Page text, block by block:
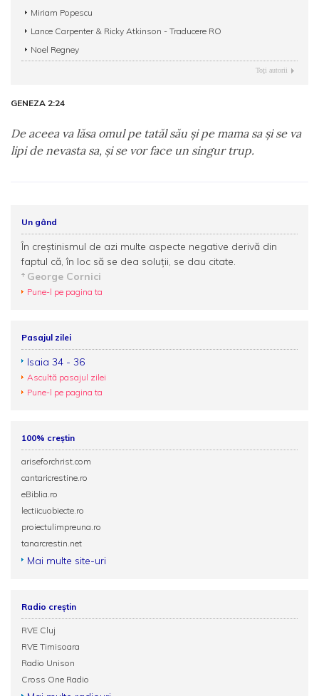
Miriam Popescu
Lance Carpenter & Ricky Atkinson - Traducere RO
Noel Regney
Toţi autorii
GENEZA 2:24
De aceea va lăsa omul pe tatăl său şi pe mama sa şi se va
lipi de nevasta sa, şi se vor face un singur trup.
Un gând
În creștinismul de azi multe aspecte negative derivă din
faptul că, în loc să se dea soluții, se dau citate.
George Cornici
Pune-l pe pagina ta
Pasajul zilei
Isaia 34 - 36
Ascultă pasajul zilei
Pune-l pe pagina ta
100% creștin
ariseforchrist.com
cantaricrestine.ro
eBiblia.ro
lectiicuobiecte.ro
proiectulimpreuna.ro
tanarcrestin.net
Mai multe site-uri
Radio creștin
RVE Cluj
RVE Timisoara
Radio Unison
Cross One Radio